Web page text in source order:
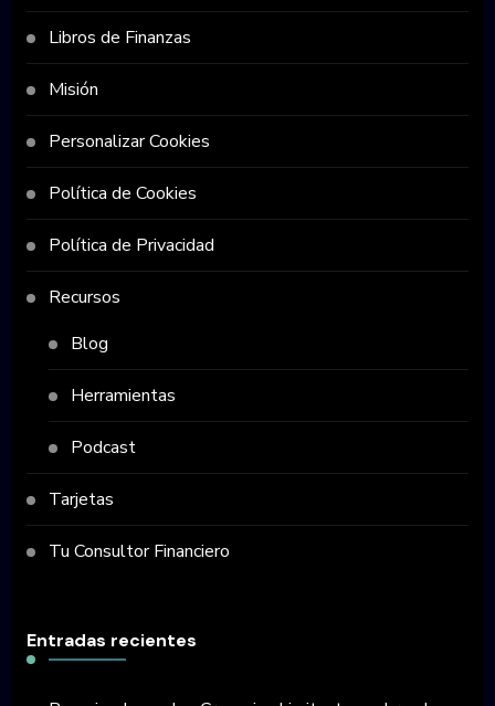
Libros de Finanzas
Misión
Personalizar Cookies
Política de Cookies
Política de Privacidad
Recursos
Blog
Herramientas
Podcast
Tarjetas
Tu Consultor Financiero
Entradas recientes